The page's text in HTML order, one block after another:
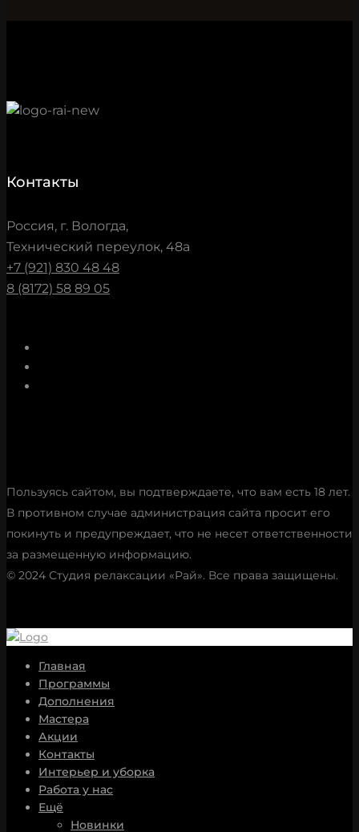
Контакты
Россия, г. Вологда,
Технический переулок, 48а
+7 (921) 830 48 48
8 (8172) 58 89 05
Пользуясь сайтом, вы подтверждаете, что вам есть 18 лет.
В противном случае администрация сайта просит его
покинуть и предупреждает, что не несет ответственности
за размещенную информацию.
© 2024 Студия релаксации «Рай». Все права защищены.
Главная
Программы
Дополнения
Мастера
Акции
Контакты
Интерьер и уборка
Работа у нас
Ещё
Новинки